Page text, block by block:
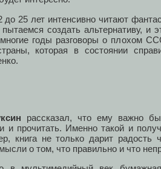
25 лет интенсивно читают
создать альтернативу, и
годы разговоры о плохом
которая в состоянии
рассказал, что ему важно
и прочитать. Именно такой и
книга не только дарит
о том, что правильно и что